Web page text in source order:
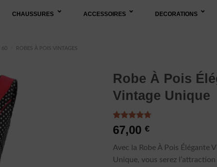
CHAUSSURES ACCESSOIRES DECORATIONS
60 ROBES À POIS VINTAGES
Robe À Pois
Vintage Unique
Noté4.67
sur 5 basé
3
notations
client
67,00€
Avec la Robe À Pois Élégante
Unique, vous serez